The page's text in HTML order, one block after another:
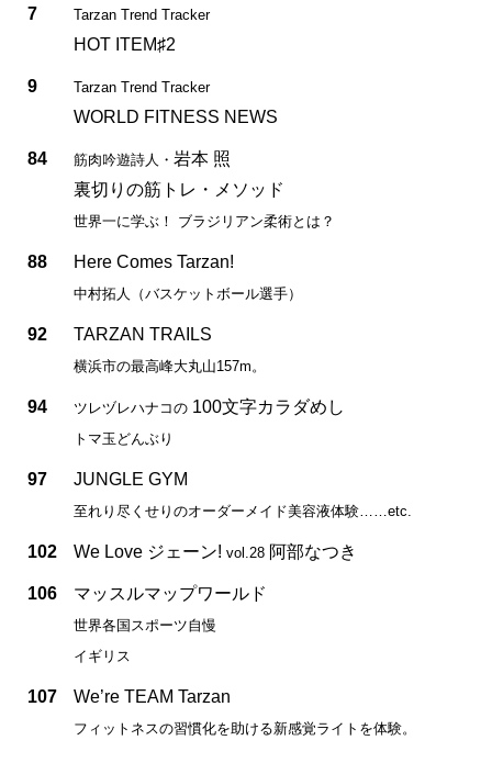
7 Tarzan Trend Tracker
HOT ITEM♯2
9 Tarzan Trend Tracker
WORLD FITNESS NEWS
84 筋肉吟遊詩人・ 岩本 照
裏切りの筋トレ・メソッド
世界一に学ぶ！ ブラジリアン柔術とは？
88 Here Comes Tarzan!
中村拓人（バスケットボール選手）
92 TARZAN TRAILS
横浜市の最高峰大丸山157m。
94 ツレヅレハナコの 100文字カラダめし
トマ玉どんぶり
97 JUNGLE GYM
至れり尽くせりのオーダーメイド美容液体験……etc.
102 We Love ジェーン! vol.28 阿部なつき
106 マッスルマップワールド
世界各国スポーツ自慢
イギリス
107 We’re TEAM Tarzan
フィットネスの習慣化を助ける新感覚ライトを体験。